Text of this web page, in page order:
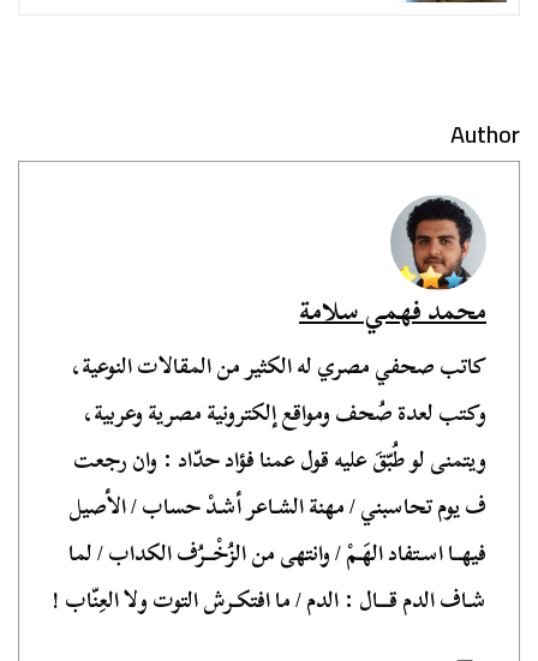
Author
محمد فهمي سلامة
كاتب صحفي مصري له الكثير من المقالات النوعية،
وكتب لعدة صُحف ومواقع إلكترونية مصرية وعربية،
ويتمنى لو طُبّقَ عليه قول عمنا فؤاد حدّاد : وان رجعت
ف يوم تحاسبني / مهنة الشـاعر أشـدْ حساب / الأصيل
فيهــا اسـتفاد الهَـمْ / وانتهى من الزُخْــرُف الكداب / لما
شـاف الدم قـــال : الدم / ما افتكـرش التوت ولا العِنّاب !